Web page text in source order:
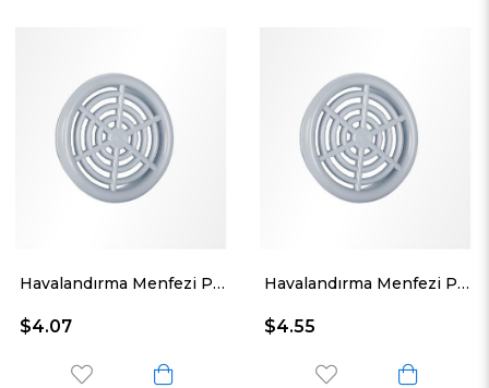
Havalandırma Menfezi Plastik Yuvarlak 60 Mm
$4.07
Havalandırma Menfezi Plastik Yuvarlak 44 Mm
$4.55